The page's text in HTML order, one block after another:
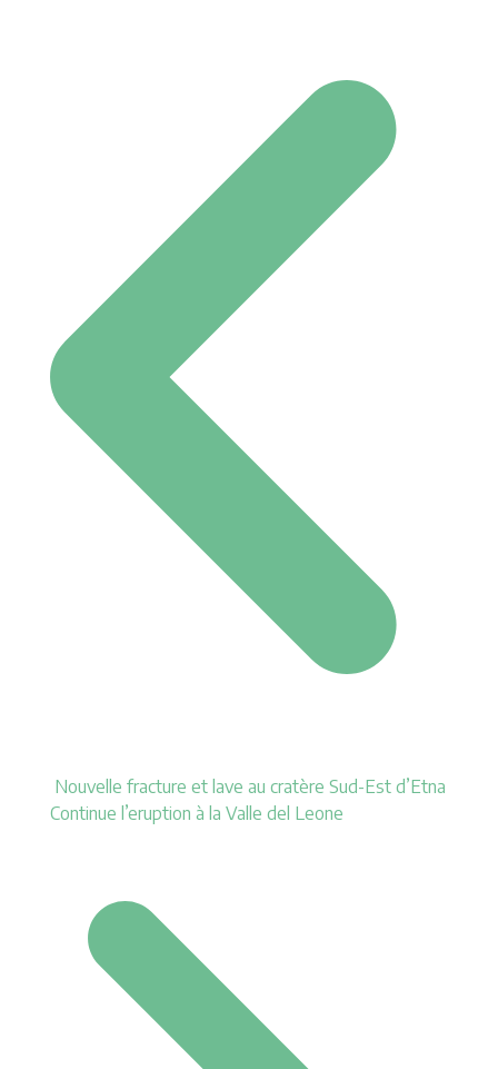
Nouvelle fracture et lave au cratère Sud-Est d’Etna
Continue l’eruption à la Valle del Leone